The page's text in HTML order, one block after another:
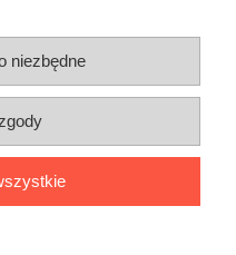
Językowa 2025
45, 91-042 Łódź |
niezbędne